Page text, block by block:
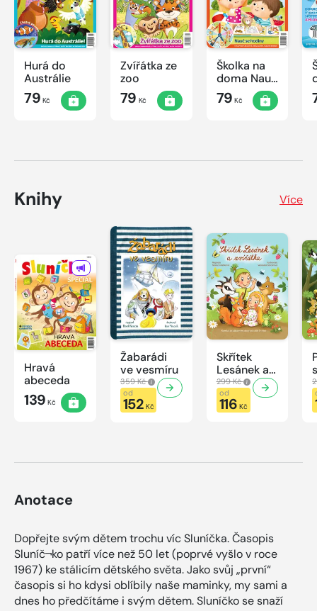
Hurá do
Austrálie
79 Kč
Zvířátka ze
zoo
79 Kč
Školka na
doma Nauč
se hodiny
79 Kč
Knihy Více
Hravá
abeceda
139 Kč
Žabarádi
ve vesmíru
359 Kč
od
152 Kč
Skřítek
Lesánek a
zvířátka
299 Kč
od
116 Kč
Anotace
Dopřejte svým dětem trochu víc Sluníčka. Časopis
Sluníč¬ko patří více než 50 let (poprvé vyšlo v roce
1967) ke stálicím dětského světa. Jako svůj „první“
časopis si ho kdysi oblíbily naše maminky, my sami a
dnes ho předčítáme i svým dětem. Sluníčko se snaží